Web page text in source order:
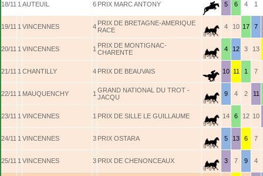
18/11 1 AUTEUIL 6 PRIX MARC ANTONY 5 6 4 1
19/11 1 VINCENNES 4 PRIX DE BRETAGNE-AMERIQUE
RACE
4 10 17 7
20/11 1 VINCENNES 1 PRIX DE MONTIGNAC-
CHARENTE
4 12 3 13
21/11 1 CHANTILLY 4 PRIX DE BEAUVAIS 10 11 1 7
22/11 1 MAUQUENCHY 1 GRAND NATIONAL DU TROT -
JACQU
9 4 2 11
23/11 1 VINCENNES 1 PRIX DE SILLE LE GUILLAUME 14 6 12 10
24/11 1 VINCENNES 3 PRIX OSTARA 5 13 6 7
25/11 1 VINCENNES 3 PRIX DE CHENONCEAUX 3 7 9 4